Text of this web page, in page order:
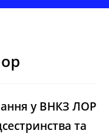
у ВНКЗ ЛОР
та